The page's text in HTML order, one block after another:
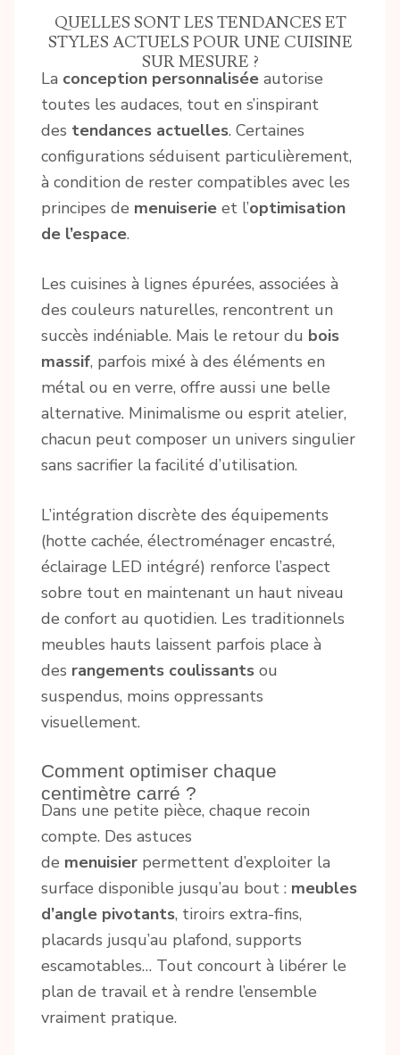
QUELLES SONT LES TENDANCES ET
STYLES ACTUELS POUR UNE CUISINE
SUR MESURE ?
La conception personnalisée autorise
toutes les audaces, tout en s’inspirant
des tendances actuelles. Certaines
configurations séduisent particulièrement,
à condition de rester compatibles avec les
principes de menuiserie et l’optimisation
de l’espace.
Les cuisines à lignes épurées, associées à
des couleurs naturelles, rencontrent un
succès indéniable. Mais le retour du bois
massif, parfois mixé à des éléments en
métal ou en verre, offre aussi une belle
alternative. Minimalisme ou esprit atelier,
chacun peut composer un univers singulier
sans sacrifier la facilité d’utilisation.
L’intégration discrète des équipements
(hotte cachée, électroménager encastré,
éclairage LED intégré) renforce l’aspect
sobre tout en maintenant un haut niveau
de confort au quotidien. Les traditionnels
meubles hauts laissent parfois place à
des rangements coulissants ou
suspendus, moins oppressants
visuellement.
Comment optimiser chaque
centimètre carré ?
Dans une petite pièce, chaque recoin
compte. Des astuces
de menuisier permettent d’exploiter la
surface disponible jusqu’au bout : meubles
d’angle pivotants, tiroirs extra-fins,
placards jusqu’au plafond, supports
escamotables… Tout concourt à libérer le
plan de travail et à rendre l’ensemble
vraiment pratique.